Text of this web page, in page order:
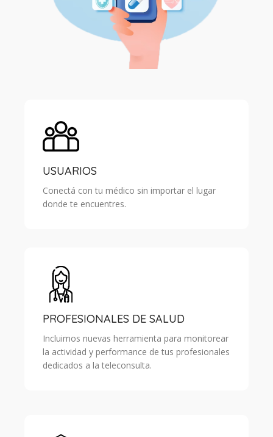
USUARIOS
Conectá con tu médico sin importar el lugar
donde te encuentres.
PROFESIONALES DE SALUD
Incluimos nuevas herramienta para monitorear
la actividad y performance de tus profesionales
dedicados a la teleconsulta.